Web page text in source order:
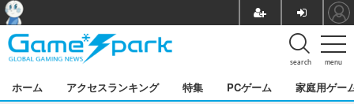
menu
search
ホーム アクセスランキング 特集 PCゲーム 家庭用ゲー